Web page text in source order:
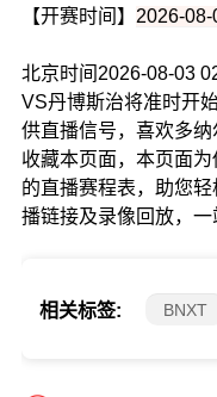
【开赛时间】 2026-
北京时间2026-08-03
VS丹博斯治将准时开
供直播信号，喜欢多
收藏本页面，本页面
的直播赛程表，助您
播链接及录像回放，一
相关标签: BNXT